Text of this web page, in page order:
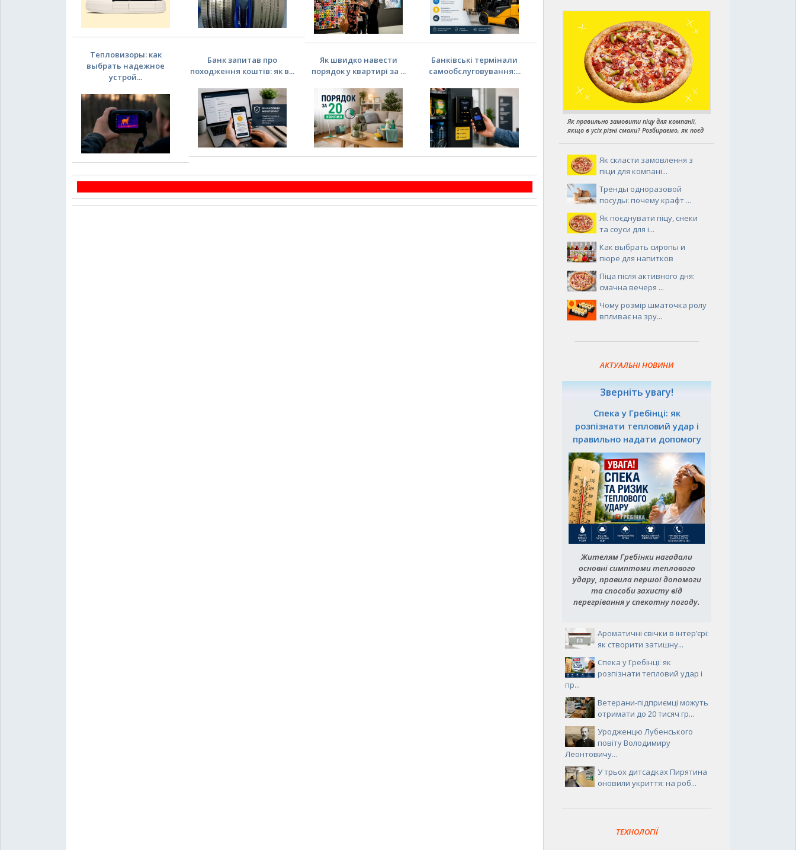
Тепловизоры: как
выбрать надежное
устрой...
Банк запитав про
походження коштів: як в...
Як швидко навести
порядок у квартирі за ...
Банківські термінали
самообслуговування:...
Як правильно замовити піцу для компанії,
якщо в усіх різні смаки? Розбираємо, як поєд
Як скласти замовлення з
піци для компані...
Тренды одноразовой
посуды: почему крафт ...
Як поєднувати піцу, снеки
та соуси для і...
Как выбрать сиропы и
пюре для напитков
Піца після активного дня:
смачна вечеря ...
Чому розмір шматочка ролу
впливає на зру...
АКТУАЛЬНІ НОВИНИ
Зверніть увагу!
Спека у Гребінці: як
розпізнати тепловий удар і
правильно надати допомогу
Жителям Гребінки нагадали
основні симптоми теплового
удару, правила першої допомоги
та способи захисту від
перегрівання у спекотну погоду.
Ароматичні свічки в інтер’єрі:
як створити затишну...
Спека у Гребінці: як
розпізнати тепловий удар і
пр...
Ветерани-підприємці можуть
отримати до 20 тисяч гр...
Уродженцю Лубенського
повіту Володимиру
Леонтовичу...
У трьох дитсадках Пирятина
оновили укриття: на роб...
ТЕХНОЛОГІЇ